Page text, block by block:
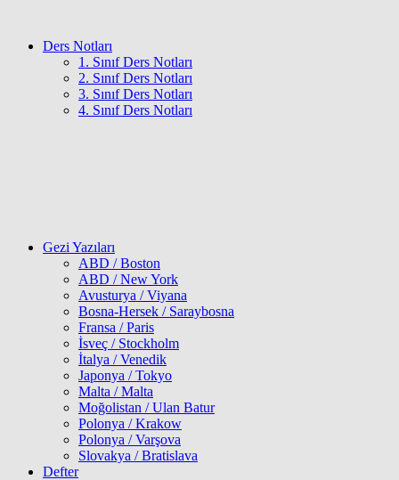
Ders Notları
1. Sınıf Ders Notları
2. Sınıf Ders Notları
3. Sınıf Ders Notları
4. Sınıf Ders Notları
Gezi Yazıları
ABD / Boston
ABD / New York
Avusturya / Viyana
Bosna-Hersek / Saraybosna
Fransa / Paris
İsveç / Stockholm
İtalya / Venedik
Japonya / Tokyo
Malta / Malta
Moğolistan / Ulan Batur
Polonya / Krakow
Polonya / Varşova
Slovakya / Bratislava
Defter